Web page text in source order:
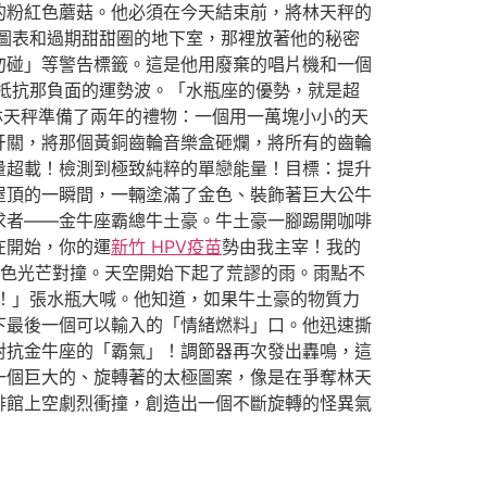
紅色蘑菇。他必須在今天結束前，將林天秤的
和過期甜甜圈的地下室，那裡放著他的秘密
」等警告標籤。這是他用廢棄的唱片機和一個
抗那負面的運勢波。「水瓶座的優勢，就是超
秤準備了兩年的禮物：一個用一萬塊小小的天
，將那個黃銅齒輪音樂盒砸爛，將所有的齒輪
載！檢測到極致純粹的單戀能量！目標：提升
的一瞬間，一輛塗滿了金色、裝飾著巨大公牛
者——金牛座霸總牛土豪。牛土豪一腳踢開咖啡
始，你的運新竹 HPV疫苗勢由我主宰！我的
色光芒對撞。天空開始下起了荒謬的雨。雨點不
張水瓶大喊。他知道，如果牛土豪的物質力
後一個可以輸入的「情緒燃料」口。他迅速撕
金牛座的「霸氣」！調節器再次發出轟鳴，這
巨大的、旋轉著的太極圖案，像是在爭奪林天
上空劇烈衝撞，創造出一個不斷旋轉的怪異氣